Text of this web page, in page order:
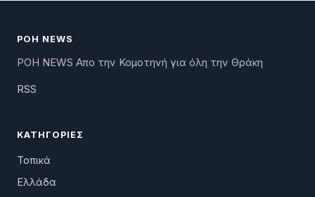
ΡΟΗ NEWS
ΡΟΗ NEWS Απο την Κομοτηνή για όλη την Θράκη
RSS
ΚΑΤΗΓΟΡΊΕΣ
Τοπικά
Ελλάδα